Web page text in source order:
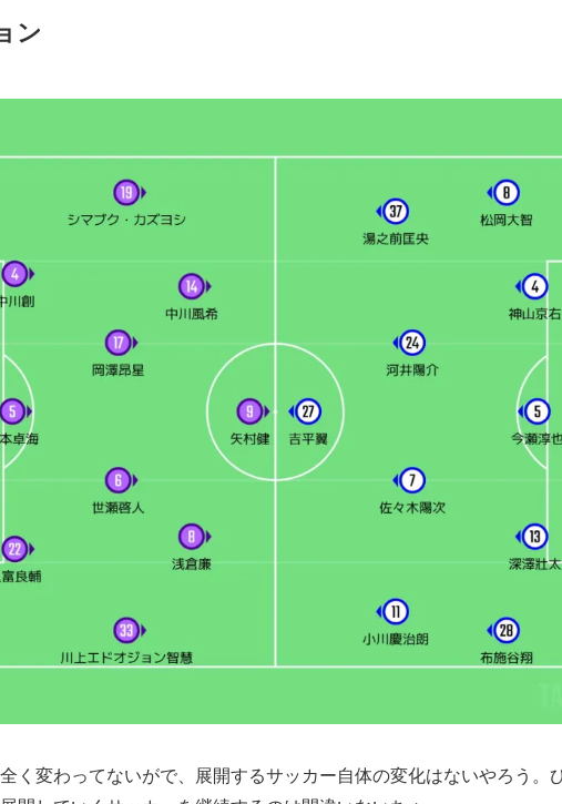
ン
く変わってないがで、展開するサッカー自体の変化はないやろう。